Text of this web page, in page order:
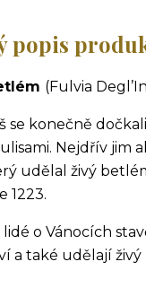
popis
(Fulvia
se konečně
Nejdřív jim
udělal živý
1223.
o Vánocích
a také udělají živý